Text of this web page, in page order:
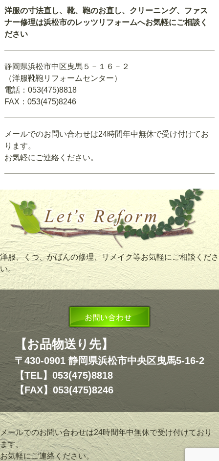
洋服の寸法直し、靴、鞄のお直し、クリーニング、ファス
ナー修理は浜松市のレッツリフォームへお気軽にご相談く
ださい
静岡県浜松市中区曳馬５－１６－２
（洋服靴鞄リフォームセンター）
電話：053(475)8818
FAX：053(475)8246
メールでのお問い合わせは24時間年中無休で受け付けてお
ります。
お気軽にご連絡ください。
洋服、くつ、かばんの修理、リメイク等お気軽にご相談くださ
い。
【お品物送り先】
〒430-0901 静岡県浜松市中央区曳馬5-16-2
【TEL】053(475)8818
【FAX】053(475)8246
メールでのお問い合わせは24時間年中無休で受け付けており
ます。
お気軽にご連絡ください。